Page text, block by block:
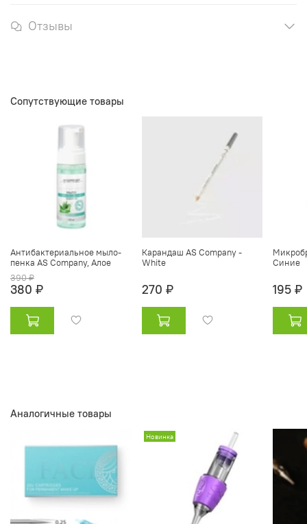
Отзывы
Сопутствующие товары
Антибактериальное мыло-
пенка AS Company, Алое
390 ₽
380 ₽
Карандаш AS Company -
White
270 ₽
Синие
195 ₽
Аналогичные товары
Новинка